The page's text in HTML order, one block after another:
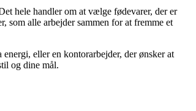
hele handler om at vælge fødevarer, der er
som alle arbejder sammen for at fremme et
eller en kontorarbejder, der ønsker at
og dine mål.